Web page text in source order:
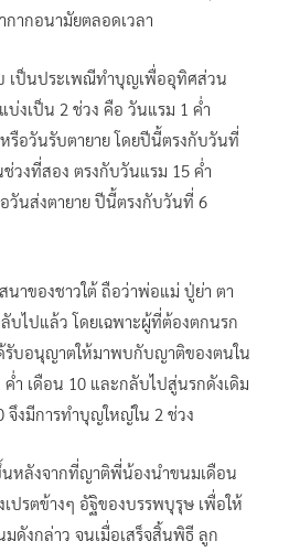
กากอนามัยตลอดเวลา
เป็นประเพณีทำบุญเพื่ออุทิศส่วน
งเป็น 2 ช่วง คือ วันแรม 1 ค่ำ
รือวันรับตายาย โดยปีนี้ตรงกับวันที่
วงที่สอง ตรงกับวันแรม 15 ค่ำ
วันส่งตายาย ปีนี้ตรงกับวันที่ 6
นาของชาวใต้ ถือว่าพ่อแม่ ปู่ย่า ตา
ไปแล้ว โดยเฉพาะผู้ที่ต้องตกนรก
รับอนุญาตให้มาพบกับญาติของตนใน
ำ เดือน 10 และกลับไปสู่นรกดังเดิม
จึงมีการทำบุญใหญ่ใน 2 ช่วง
นหลังจากที่ญาติพี่น้องนำขนมเดือน
ปรตข้างๆ อัฐิของบรรพบุรุษ เพื่อให้
ดังกล่าว จนเมื่อเสร็จสิ้นพิธี ลูก